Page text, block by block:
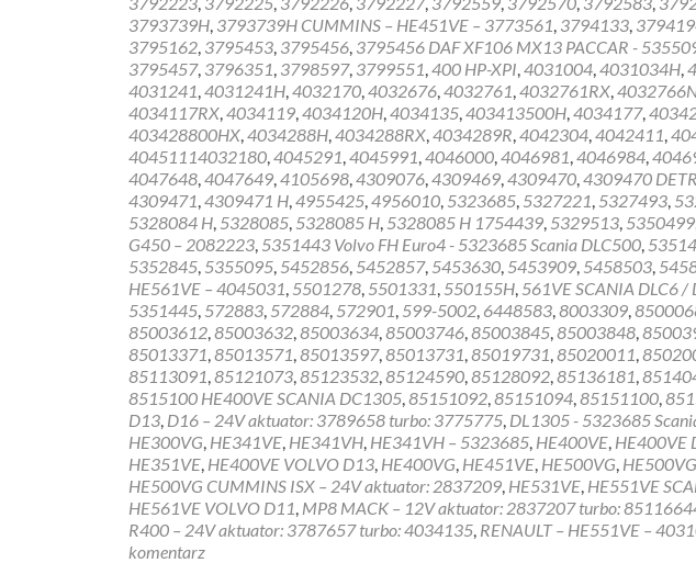
3793739H, 3793739H CUMMINS – HE451VE – 3773561, 3794133,
3795162, 3795453, 3795456, 3795456 DAF XF106 MX13 PACCAR -
3795457, 3796351, 3798597, 3799551,400 HP-XPI,4031004,4031034H,
4031241,4031241H,4032170,4032676,4032761,4032761RX,
4034117RX,4034119,4034120H,4034135,403413500H,4034177,
403428800HX,4034288H,4034288RX,4034289R,4042304,4042411,
40451114032180,4045291,4045991,4046000,4046981,4046984,
4047648,4047649,4105698,4309076,4309469,4309470,4309470
4309471,4309471 H,4955425,4956010, 5323685, 5327221, 5327493,
5328084 H, 5328085, 5328085 H, 5328085 H 1754439, 5329513, 5350499
G450 – 2082223, 5351443 Volvo FH Euro4 - 5323685 Scania DLC500,
5352845, 5355095, 5452856, 5452857, 5453630, 5453909, 5458503,
HE561VE – 4045031, 5501278, 5501331, 550155H, 561VE SCANIA DLC6
5351445, 572883, 572884, 572901, 599-5002, 6448583,8003309,
85003612,85003632,85003634,85003746,85003845,85003848,
85013371,85013571,85013597,85013731,85019731,85020011,
85113091,85121073,85123532,85124590,85128092,85136181,
8515100 HE400VE SCANIA DC1305,85151092,85151094,85151100,
D13, D16 – 24V aktuator: 3789658 turbo: 3775775, DL1305 - 5323685
HE300VG, HE341VE, HE341VH, HE341VH – 5323685, HE400VE, HE400VE
HE351VE, HE400VE VOLVO D13, HE400VG, HE451VE, HE500VG,
HE500VG CUMMINS ISX – 24V aktuator: 2837209, HE531VE, HE551VE
HE561VE VOLVO D11, MP8 MACK – 12V aktuator: 2837207 turbo:
R400 – 24V aktuator: 3787657 turbo: 4034135, RENAULT – HE551VE –
komentarz